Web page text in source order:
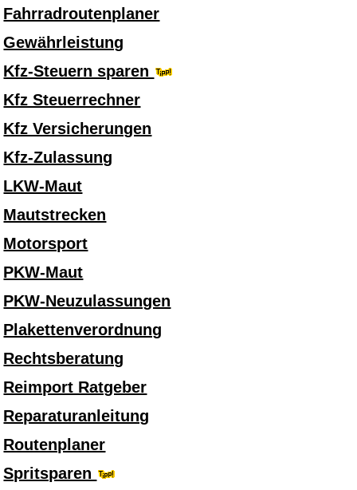
Fahrradroutenplaner
Gewährleistung
Kfz-Steuern sparen
Kfz Steuerrechner
Kfz Versicherungen
Kfz-Zulassung
LKW-Maut
Mautstrecken
Motorsport
PKW-Maut
PKW-Neuzulassungen
Plakettenverordnung
Rechtsberatung
Reimport Ratgeber
Reparaturanleitung
Routenplaner
Spritsparen